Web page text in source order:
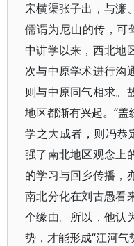
宋横渠张子出，与濂
儒谓为尼山的传，可
中讲学以来，西北地
次与中原学术进行沟
则与中原同气相求。
地区都渐有兴起。“
学之大成者，则冯恭
强了南北地区观念上
的学习与回乡传播，
南北分化在刘古愚看
个缘由。所以，他认
势，才能形成“江河